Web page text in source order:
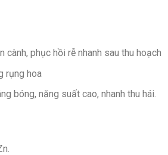
phục hồi rễ nhanh sau thu hoạch
rụng hoa
bóng, năng suất cao, nhanh thu hái.